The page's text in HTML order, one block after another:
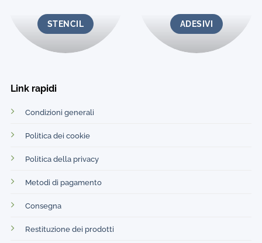
STENCIL ADESIVI
Link rapidi
Condizioni generali
Politica dei cookie
Politica della privacy
Metodi di pagamento
Consegna
Restituzione dei prodotti